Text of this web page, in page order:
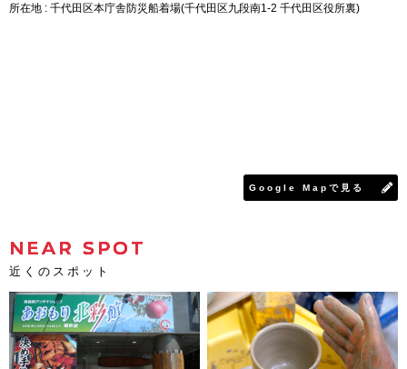
Google Mapで見る
所在地 : 千代田区本庁舎防災船着場(千代田区九段南1-2 千代田区役所裏)
NEAR SPOT
近くのスポット